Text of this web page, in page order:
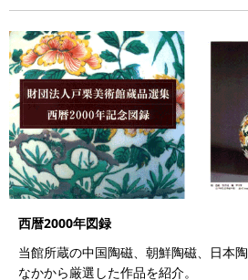
西暦2000年図録
当館所蔵の中国陶磁、朝鮮陶磁、日本
なかから厳選した作品を紹介。